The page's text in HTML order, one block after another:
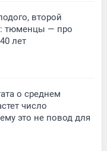
второй
тюменцы — про
лет
о среднем
число
это не повод для